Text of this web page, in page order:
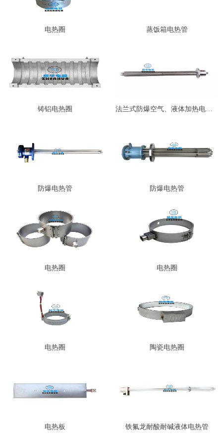
电热圈 蒸饭箱电热管
铸铝电热圈 法兰式防爆空气、液体加热电热管…
防爆电热管 防爆电热管
电热圈 电热圈
电热圈 陶瓷电热圈
电热板 铁氟龙耐酸耐碱液体电热管